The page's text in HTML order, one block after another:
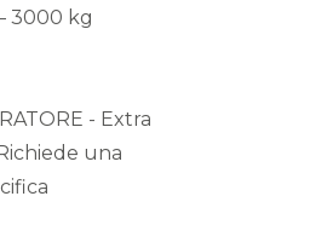
3000 kg
- Extra
una